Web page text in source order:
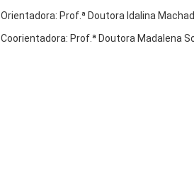
Orientadora: Prof.ª Doutora Idalina
Coorientadora: Prof.ª Doutora Madalena